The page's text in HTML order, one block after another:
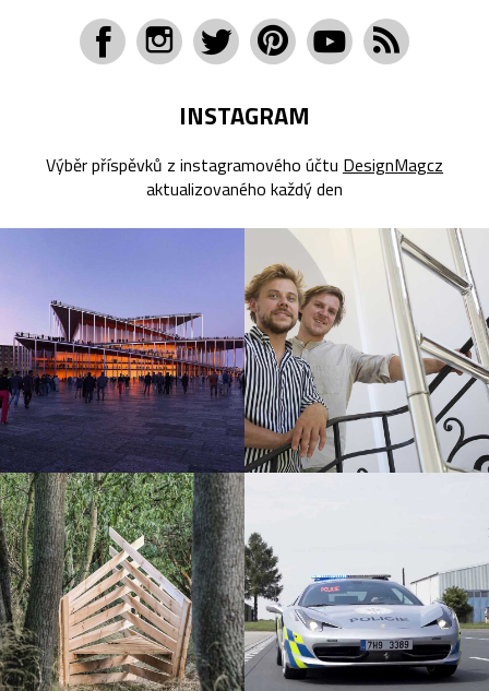
INSTAGRAM
Výběr příspěvků z instagramového účtu DesignMagcz
aktualizovaného každý den